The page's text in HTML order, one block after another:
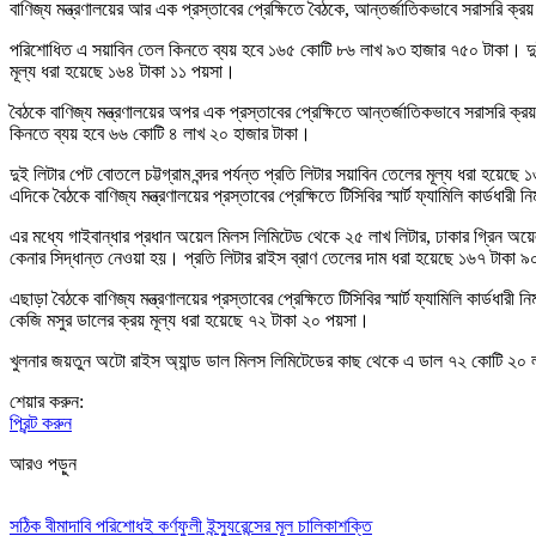
বাণিজ্য মন্ত্রণালয়ের আর এক প্রস্তাবের প্রেক্ষিতে বৈঠকে, আন্তর্জাতিকভাবে সরাসরি
পরিশোধিত এ সয়াবিন তেল কিনতে ব্যয় হবে ১৬৫ কোটি ৮৬ লাখ ৯৩ হাজার ৭৫০ টাকা।
মূল্য ধরা হয়েছে ১৬৪ টাকা ১১ পয়সা।
বৈঠকে বাণিজ্য মন্ত্রণালয়ের অপর এক প্রস্তাবের প্রেক্ষিতে আন্তর্জাতিকভাবে সরাসরি
কিনতে ব্যয় হবে ৬৬ কোটি ৪ লাখ ২০ হাজার টাকা।
দুই লিটার পেট বোতলে চট্টগ্রাম বন্দর পর্যন্ত প্রতি লিটার সয়াবিন তেলের মূল্য ধরা
এদিকে বৈঠকে বাণিজ্য মন্ত্রণালয়ের প্রস্তাবের প্রেক্ষিতে টিসিবির স্মার্ট ফ্যামিলি
এর মধ্যে গাইবান্ধার প্রধান অয়েল মিলস লিমিটেড থেকে ২৫ লাখ লিটার, ঢাকার গ্রিন
কেনার সিদ্ধান্ত নেওয়া হয়। প্রতি লিটার রাইস ব্রাণ তেলের দাম ধরা হয়েছে ১৬৭ টাকা
এছাড়া বৈঠকে বাণিজ্য মন্ত্রণালয়ের প্রস্তাবের প্রেক্ষিতে টিসিবির স্মার্ট ফ্যামিলি
কেজি মসুর ডালের ক্রয় মূল্য ধরা হয়েছে ৭২ টাকা ২০ পয়সা।
খুলনার জয়তুন অটো রাইস অ্যান্ড ডাল মিলস লিমিটেডের কাছ থেকে এ ডাল ৭২ কোটি ২০
শেয়ার করুন:
প্রিন্ট করুন
আরও পড়ুন
সঠিক বীমাদাবি পরিশোধই কর্ণফুলী ইন্স্যুরেন্সের মূল চালিকাশক্তি